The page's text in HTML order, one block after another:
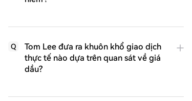
Q
Tom Lee đưa ra khuôn khổ giao dịch
thực tế nào dựa trên quan sát về giá
dầu?